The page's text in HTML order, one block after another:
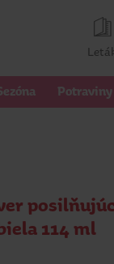
Potraviny
114 ml